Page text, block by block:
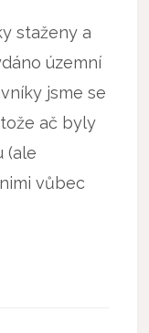
staženy a
územní
jsme se
ač byly
(ale
vůbec